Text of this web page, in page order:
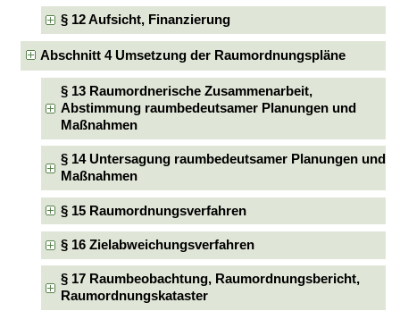
§ 12 Aufsicht, Finanzierung
Abschnitt 4 Umsetzung der Raumordnungspläne
§ 13 Raumordnerische Zusammenarbeit,
Abstimmung raumbedeutsamer Planungen und
Maßnahmen
§ 14 Untersagung raumbedeutsamer Planungen und
Maßnahmen
§ 15 Raumordnungsverfahren
§ 16 Zielabweichungsverfahren
§ 17 Raumbeobachtung, Raumordnungsbericht,
Raumordnungskataster